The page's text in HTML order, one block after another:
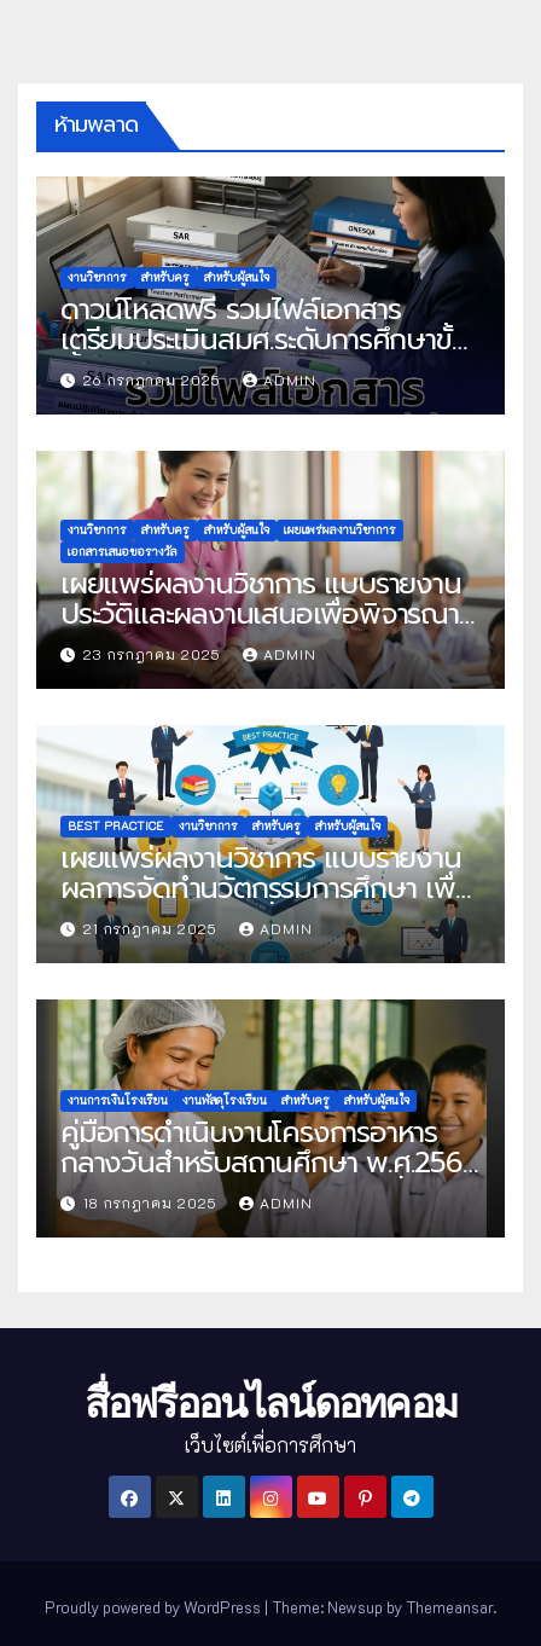
ห้ามพลาด
งานวิชาการ สำหรับครู สำหรับผู้สนใจ
ดาวน์โหลดฟรี รวมไฟล์เอกสาร
เตรียมประเมินสมศ.ระดับการศึกษาขั้น
พื้นฐาน
26 กรกฎาคม 2025 ADMIN
งานวิชาการ สำหรับครู สำหรับผู้สนใจ
เผยแพร่ผลงานวิชาการ
เอกสารเสนอขอรางวัล
เผยแพร่ผลงานวิชาการ แบบรายงาน
ประวัติและผลงานเสนอเพื่อพิจารณา
ในโครงการครูดีในดวงใจ ประจำปี
2568 ครั้งที่ 22
23 กรกฎาคม 2025 ADMIN
BEST PRACTICE งานวิชาการ สำหรับครู สำหรับผู้สนใจ
เผยแพร่ผลงานวิชาการ แบบรายงาน
ผลการจัดทำนวัตกรรมการศึกษา เพื่อ
คัดเลือกวิธีปฏิบัติที่เป็นเลิศ
21 กรกฎาคม 2025 ADMIN
งานการเงินโรงเรียน งานพัสดุโรงเรียน สำหรับครู สำหรับผู้สนใจ
คู่มือการดำเนินงานโครงการอาหาร
กลางวันสำหรับสถานศึกษา พ.ศ.2568
แนวทางครบถ้วนสู่การจัดการที่มี
ประสิทธิภาพ
18 กรกฎาคม 2025 ADMIN
สื่อฟรีออนไลน์ดอทคอม
เว็บไซต์เพื่อการศึกษา
Proudly powered by WordPress | Theme: Newsup by Themeansar.